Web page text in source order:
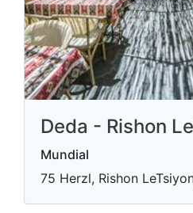
Deda - Rishon
Mundial
75 Herzl, Rishon